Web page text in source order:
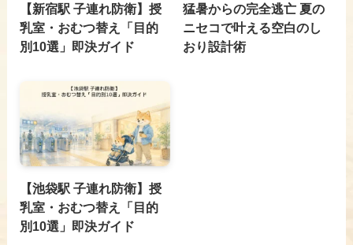
【新宿駅 子連れ防衛】授
乳室・おむつ替え「目的
別10選」即決ガイド
猛暑からの完全逃亡 夏の
ニセコで叶える空白のし
おり設計術
【池袋駅 子連れ防衛】授
乳室・おむつ替え「目的
別10選」即決ガイド